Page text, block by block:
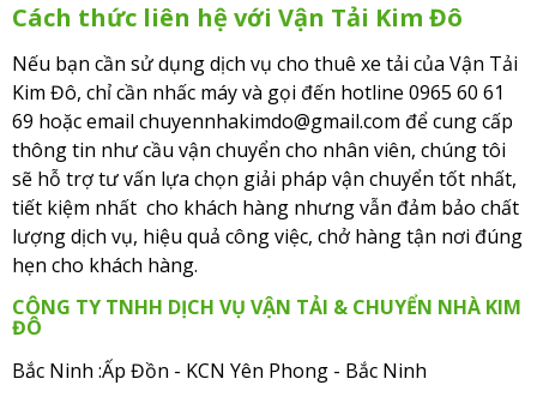
Cách thức liên hệ với Vận Tải Kim Đô
Nếu bạn cần sử dụng dịch vụ cho thuê xe tải của Vận Tải
Kim Đô, chỉ cần nhấc máy và gọi đến hotline 0965 60 61
69 hoặc email chuyennhakimdo@gmail.com để cung cấp
thông tin như cầu vận chuyển cho nhân viên, chúng tôi
sẽ hỗ trợ tư vấn lựa chọn giải pháp vận chuyển tốt nhất,
tiết kiệm nhất cho khách hàng nhưng vẫn đảm bảo chất
lượng dịch vụ, hiệu quả công việc, chở hàng tận nơi đúng
hẹn cho khách hàng.
CÔNG TY TNHH DỊCH VỤ VẬN TẢI & CHUYỂN NHÀ KIM
ĐÔ
Bắc Ninh :Ấp Đồn - KCN Yên Phong - Bắc Ninh